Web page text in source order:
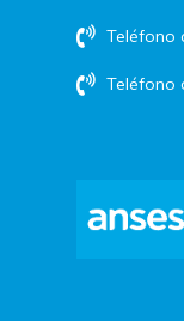
Teléfono
Teléfono